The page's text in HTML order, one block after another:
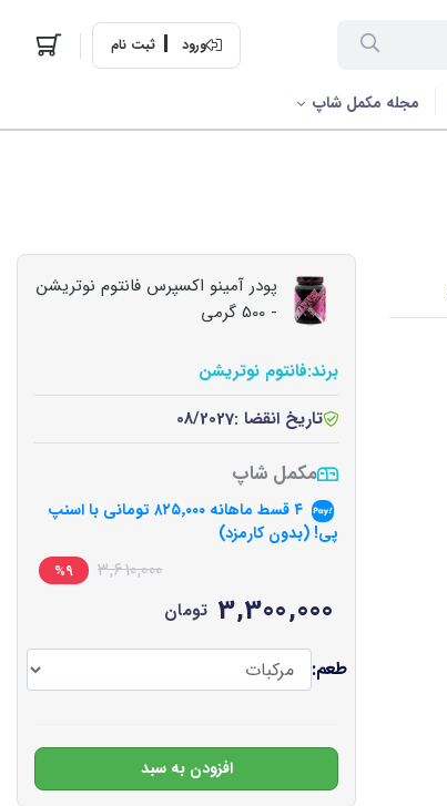
ورود ثبت نام
مجله مکمل شاپ
پودر آمینو اکسپرس فانتوم نوتریشن
- 500 گرمی
برند:فانتوم نوتریشن
تاریخ انقضا :08/2027
مکمل شاپ
۸۲۵٬۰۰۰ تومانی با اسنپ
پی! (بدون کارمزد)
3,610,000
%9
3,300,000 تومان
طعم:
افزودن به سبد